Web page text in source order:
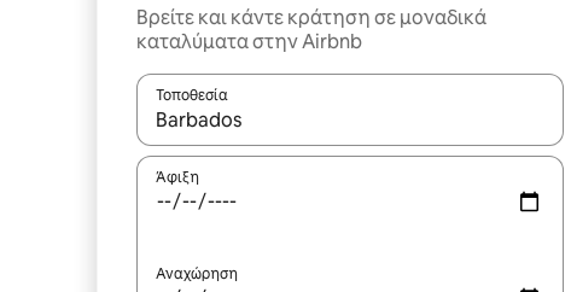
Βρείτε και κάντε κράτηση σε μοναδικά
καταλύματα στην Airbnb
Τοποθεσία
Όταν τα αποτελέσματα είναι διαθέσιμα, μπορείτε
Άφιξη
Αναχώρηση